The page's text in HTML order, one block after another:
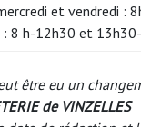
et vendredi :
: 8 h-12h30 et
être eu un
de VINZELLES